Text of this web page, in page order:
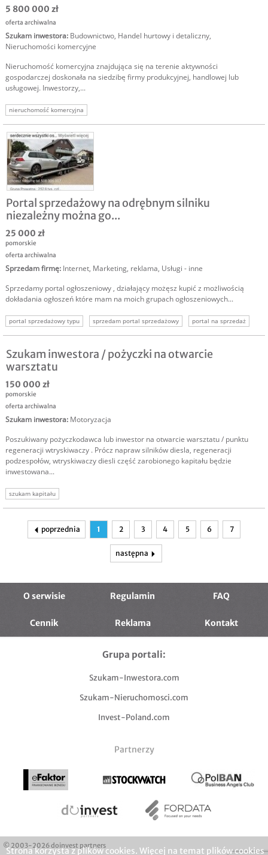
5 800 000 zł
oferta archiwalna
Szukam inwestora: Budownictwo, Handel hurtowy i detaliczny,
Nieruchomości komercyjne
Nieruchomość komercyjna znajdująca się na terenie aktywności
gospodarczej doskonała na siedzibę firmy produkcyjnej, handlowej lub
usługowej. Inwestorzy,...
nieruchomość komercyjna
Portal sprzedażowy na odrębnym silniku
niezależny można go...
25 000 zł
pomorskie
oferta archiwalna
Sprzedam firmę: Internet, Marketing, reklama, Usługi - inne
Sprzedamy portal ogłoszeniowy , działający możęsz kupić z możliwością
dokładania ogłoszeń które mam na moich grupach ogłoszeniowych...
portal sprzedażowy typu sprzedam portal sprzedażowy
portal na sprzedaż
oferta sprzedaży portalu
sprzedam portal ogłoszeniowy
Szukam inwestora / pożyczki na otwarcie
warsztatu
150 000 zł
pomorskie
oferta archiwalna
Szukam inwestora: Motoryzacja
Poszukiwany pożyczkodawca lub inwestor na otwarcie warsztatu / punktu
regeneracji wtryskiwaczy . Prócz napraw silników diesla, regeneracji
podzespołów, wtryskiwaczy diesli część zarobionego kapitału będzie
inwestowana...
szukam kapitału
poprzednia 1 2 3 4 5 6 7
następna
O serwisie Regulamin FAQ
Cennik Reklama Kontakt
Grupa portali:
Szukam-Inwestora.com
Szukam-Nieruchomosci.com
Invest-Poland.com
Partnerzy
© 2003-2026 doinvest partners
Strona korzysta z plików cookies. Więcej na temat plików cookies